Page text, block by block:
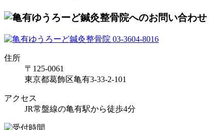
住所
〒125-0061
東京都葛飾区亀有3-33-2-101
アクセス
JR常盤線の亀有駅から徒歩4分